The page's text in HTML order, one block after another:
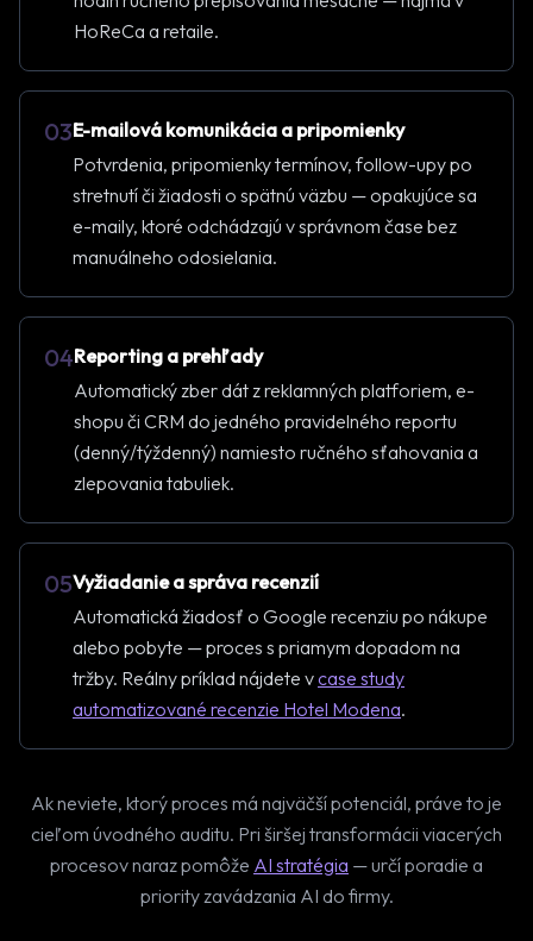
HoReCa a retaile.
03E-mailová komunikácia a pripomienky
Potvrdenia, pripomienky termínov, follow-upy po
stretnutí či žiadosti o spätnú väzbu — opakujúce sa
e-maily, ktoré odchádzajú v správnom čase bez
manuálneho odosielania.
04Reporting a prehľady
Automatický zber dát z reklamných platforiem, e-
shopu či CRM do jedného pravidelného reportu
(denný/týždenný) namiesto ručného sťahovania a
zlepovania tabuliek.
05Vyžiadanie a správa recenzií
Automatická žiadosť o Google recenziu po nákupe
alebo pobyte — proces s priamym dopadom na
tržby. Reálny príklad nájdete vcase study
automatizované recenzie Hotel Modena.
Ak neviete, ktorý proces má najväčší potenciál, práve to je
cieľom úvodného auditu. Pri širšej transformácii viacerých
procesov naraz pomôže AI stratégia — určí poradie a
priority zavádzania AI do firmy.